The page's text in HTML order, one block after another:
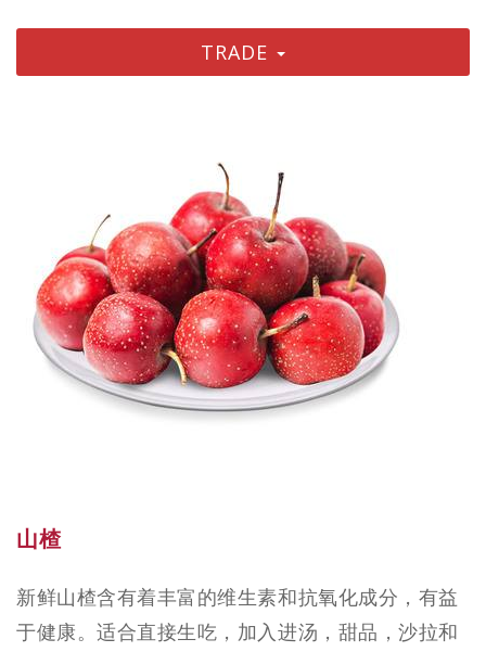
TRADE
山楂
新鲜山楂含有着丰富的维生素和抗氧化成分，有益
于健康。适合直接生吃，加入进汤，甜品，沙拉和